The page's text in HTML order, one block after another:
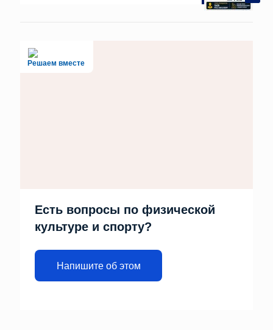
Решаем вместе
Есть вопросы по физической
культуре и спорту?
Напишите об этом